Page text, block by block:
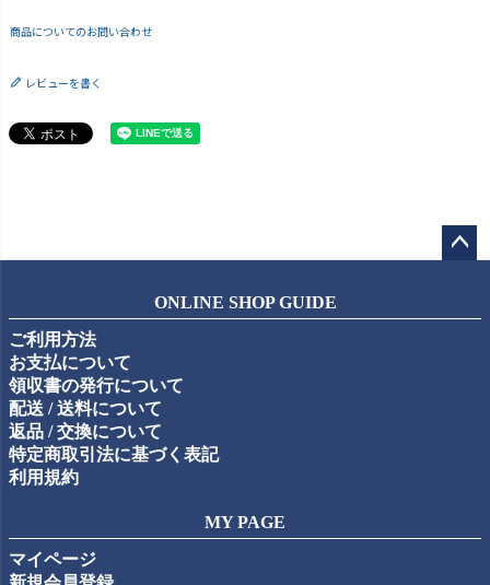
商品についてのお問い合わせ
レビューを書く
ップ
ONLINE SHOP GUIDE
ご利用方法
お支払について
領収書の発行について
配送 / 送料について
返品 / 交換について
特定商取引法に基づく表記
利用規約
MY PAGE
マイページ